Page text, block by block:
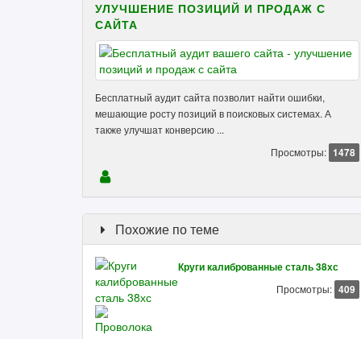
УЛУЧШЕНИЕ ПОЗИЦИЙ И ПРОДАЖ С
САЙТА
Бесплатный аудит сайта позволит найти ошибки,
мешающие росту позиций в поисковых системах. А
также улучшат конверсию ...
Просмотры: 1478
Похожие по теме
Круги калиброванные сталь 38хс
Просмотры: 409